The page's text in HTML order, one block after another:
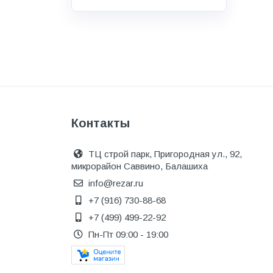
ДПК
Дренажные системы
Запорная арматура и
регулирующая
Изоляция
Инженерная сантехника
Инженерная сантехника и
инструменты
Контакты
ТЦ строй парк, Пригородная ул., 92,
микрорайон Саввино, Балашиха
info@rezar.ru
+7 (916) 730-88-68
+7 (499) 499-22-92
Пн-Пт 09:00 - 19:00